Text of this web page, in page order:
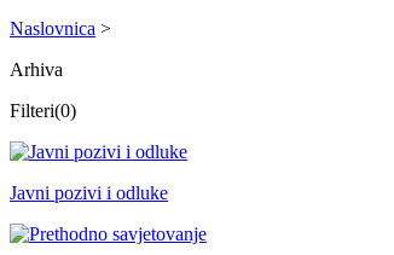
Naslovnica >
Arhiva
Filteri(0)
Javni pozivi i odluke